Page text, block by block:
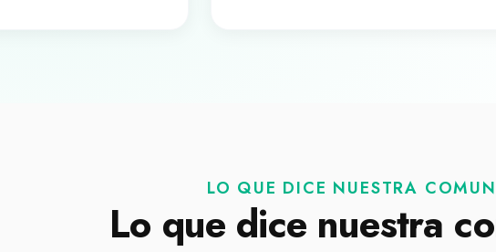
LO QUE DICE NUESTRA
Lo que dice nuestra